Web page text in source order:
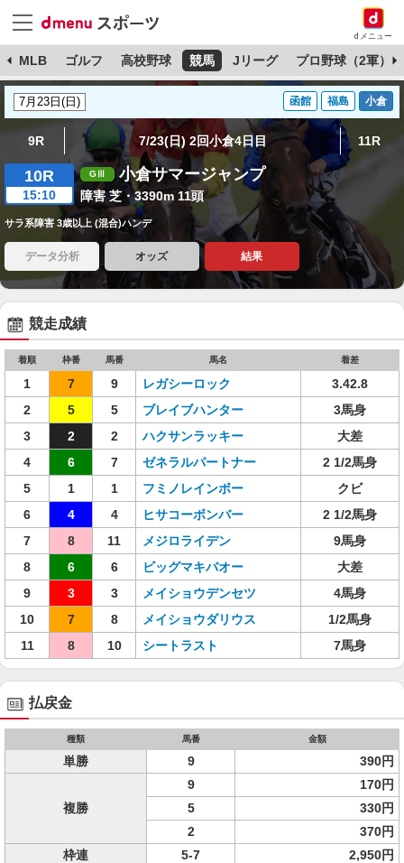
dメニュー
MLB ゴルフ 高校野球 競馬 Jリーグ プロ野球（2軍）
函館 福島 小倉
9R 7/23(日) 2回小倉4日目 11R
10R
15:10
小倉サマージャンプ
障害 芝・3390m 11頭
サラ系障害 3歳以上 (混合)ハンデ
データ分析 オッズ 結果
競走成績
着順 枠番 馬番 馬名 着差
1 7 9 レガシーロック
3.42.8
2
5 5 ブレイブハンター
3馬身
3
2 2 ハクサンラッキー
大差
4
6 7 ゼネラルパートナー
2 1/2馬身
5
1 1 フミノレインボー
クビ
6
4 4 ヒサコーボンバー
2 1/2馬身
7
8 11 メジロライデン
9馬身
8
6 6 ビッグマキバオー
大差
9
3 3 メイショウデンセツ
4馬身
10
7 8 メイショウダリウス
1/2馬身
11
8 10 シートラスト 7馬身
払戻金
種類 馬番 金額
単勝 9 390円
複勝
9
170円
5
330円
2
370円
枠連
5-7
2,950円